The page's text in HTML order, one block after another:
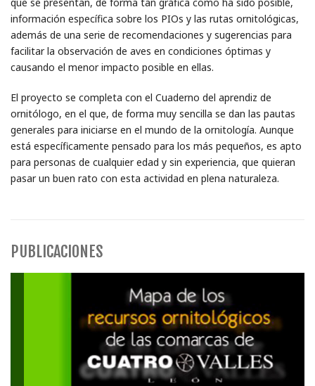
que se presentan, de forma tan gráfica como ha sido posible,
información específica sobre los PIOs y las rutas ornitológicas,
además de una serie de recomendaciones y sugerencias para
facilitar la observación de aves en condiciones óptimas y
causando el menor impacto posible en ellas.
El proyecto se completa con el Cuaderno del aprendiz de
ornitólogo, en el que, de forma muy sencilla se dan las pautas
generales para iniciarse en el mundo de la ornitología. Aunque
está específicamente pensado para los más pequeños, es apto
para personas de cualquier edad y sin experiencia, que quieran
pasar un buen rato con esta actividad en plena naturaleza.
PUBLICACIONES